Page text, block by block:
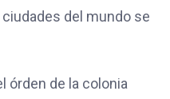
del mundo se
órden de la colonia